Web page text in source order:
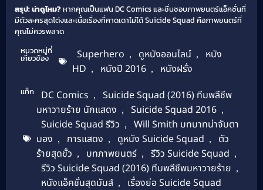
สรุป: น่าดูไหม?หากคุณเป็นแฟน DC Comics และชื่นชอบภาพยนตร์แอ็คชั่นที่
มีตัวละครสุดโต่งและเนื้อเรื่องที่คาดเดาไม่ได้ Suicide Squad คือภาพยนตร์ที่
คุณไม่ควรพลาด
หมวดหมู่ที่
เกี่ยวข้อง Superhero , ดูหนังออนไลน์ ,
หนัง
HD , หนังปี 2016 , หนังฝรั่ง
แท็ก DC Comics ,
Suicide Squad (2016) ทีมพลีชีพ
มหาวายร้าย นักแสดง , Suicide Squad 2016 ,
Suicide Squad รีวิว ,
Will Smith บทบาทน่าจับตา
มอง , การแสดง , ดูหนัง Suicide Squad ,
ตัว
ร้ายสุดขั้ว , บทภาพยนตร์ , รีวิว Suicide Squad ,
รีวิว Suicide Squad (2016) ทีมพลีชีพมหาวายร้าย ,
หนังแอ็คชั่นสุดมันส์ , เรื่องย่อ Suicide Squad